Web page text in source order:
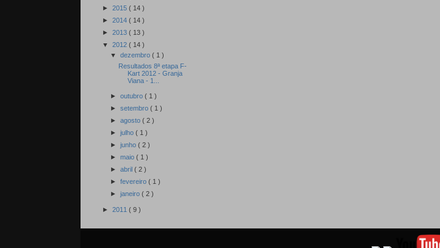
► 2015 ( 14 )
► 2014 ( 14 )
► 2013 ( 13 )
▼ 2012 ( 14 )
▼ dezembro ( 1 )
Resultados 8ª etapa F-
Kart 2012 - Granja
Viana - 1...
► outubro ( 1 )
► setembro ( 1 )
► agosto ( 2 )
► julho ( 1 )
► junho ( 2 )
► maio ( 1 )
► abril ( 2 )
► fevereiro ( 1 )
► janeiro ( 2 )
► 2011 ( 9 )